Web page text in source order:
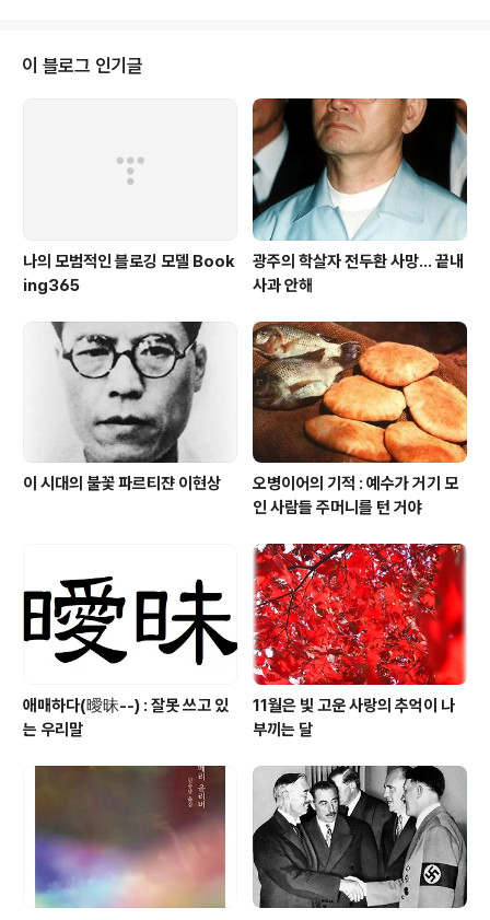
무지 메이저리그의 선수나 감독들 그리고 팀들도 잘 모르
기에 그럴 것이다. 하지만 저자의 이러한 시도는 새로운 시
도라 생각되고 다른 부분에도 접목할 수 있기에 벤치마킹
의 대상으로 충분하다. 이정도로도 이 책은 만족이다. 저자
가 '경영에 관한 가장 위험한 맹신'이라 말하는 부분은 공감
이 간다. '최소 비용 최대 효..
이 블로그 인기글
나의 모범적인 블로깅 모델 Book
ing365
광주의 학살자 전두환 사망... 끝내
사과 안해
이 시대의 불꽃 파르티쟌 이현상
오병이어의 기적 : 예수가 거기 모
인 사람들 주머니를 턴 거야
애매하다(曖昧--) : 잘못 쓰고 있
는 우리말
11월은 빛 고운 사랑의 추억이 나
부끼는 달